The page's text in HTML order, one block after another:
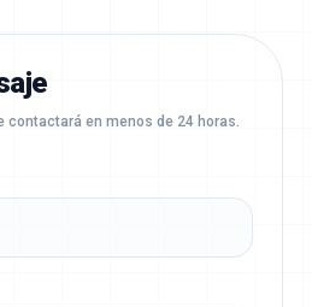
contactará en menos de 24 horas.